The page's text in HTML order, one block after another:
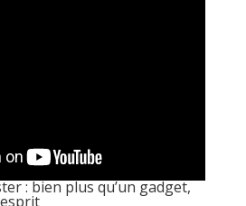
: bien plus qu’un gadget,